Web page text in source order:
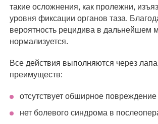
такие осложнения, как пролежни,
уровня фиксации органов таза.
вероятность рецидива в дальнейшем
нормализуется.
Все действия выполняются через
преимуществ:
отсутствует обширное
нет болевого синдрома в